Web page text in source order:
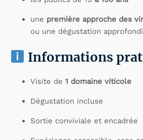
une première approche des
ou une dégustation
Informations
Visite de 1 domaine viticole
Dégustation incluse
Sortie conviviale et encadrée